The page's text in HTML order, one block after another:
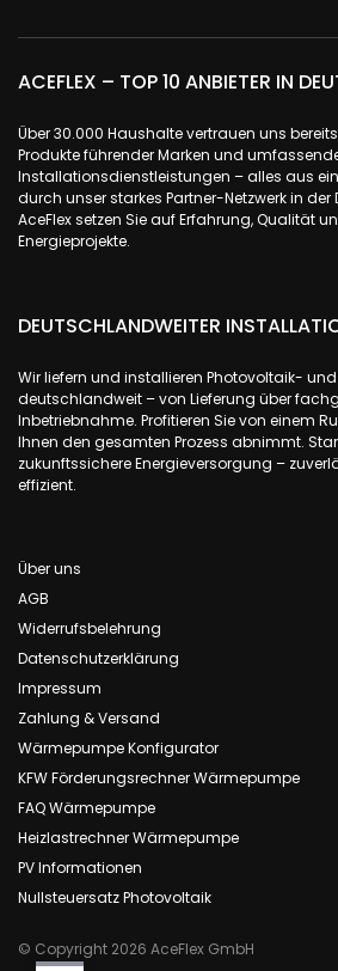
ACEFLEX – TOP 10 ANBIETER IN
Über 30.000 Haushalte vertrauen uns
Produkte führender Marken und
Installationsdienstleistungen – alles aus
durch unser starkes Partner-Netzwerk in der
AceFlex setzen Sie auf Erfahrung, Qualität
Energieprojekte.
DEUTSCHLANDWEITER
Wir liefern und installieren Photovoltaik-
deutschlandweit – von Lieferung über
Inbetriebnahme. Profitieren Sie von einem
Ihnen den gesamten Prozess abnimmt.
zukunftssichere Energieversorgung –
effizient.
Über uns
AGB
Widerrufsbelehrung
Datenschutzerklärung
Impressum
Zahlung & Versand
Wärmepumpe Konfigurator
KFW Förderungsrechner Wärmepumpe
FAQ Wärmepumpe
Heizlastrechner Wärmepumpe
PV Informationen
Nullsteuersatz Photovoltaik
© Copyright 2026 AceFlex GmbH